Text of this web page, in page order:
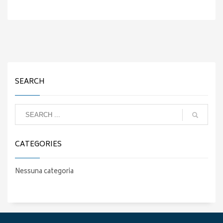
SEARCH
CATEGORIES
Nessuna categoria